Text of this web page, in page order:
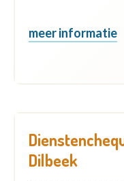
meer informatie
Dilbeek